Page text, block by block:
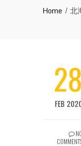
Home 北
28
FEB